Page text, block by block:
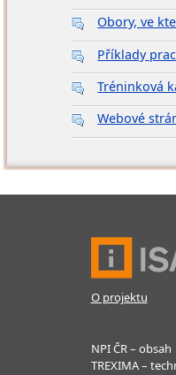
Obory, ve
Příklady
Tréninková
Webové
O projektu
NPI ČR – obsah
TREXIMA –